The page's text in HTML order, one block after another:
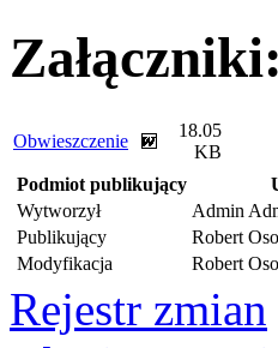
Załączniki:
Obwieszczenie
18.05
KB
Podmiot publikujący
Wytworzył
Admin
Publikujący
Robert
Modyfikacja
Robert
Rejestr zmian